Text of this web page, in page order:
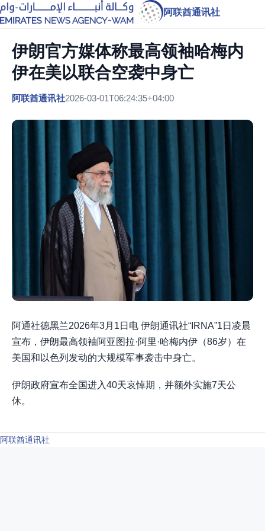
阿联酋通讯社
伊朗官方媒体称最高领袖哈梅内
伊在美以联合空袭中身亡
阿联酋通讯社2026-03-01T06:24:35+04:00
阿通社德黑兰2026年3月1日电 伊朗通讯社“IRNA”1日凌晨
宣布，伊朗最高领袖阿亚图拉·阿里·哈梅内伊（86岁）在
美国和以色列发动的大规模军事袭击中身亡。
伊朗政府宣布全国进入40天哀悼期，并额外实施7天公
休。
阿联酋通讯社